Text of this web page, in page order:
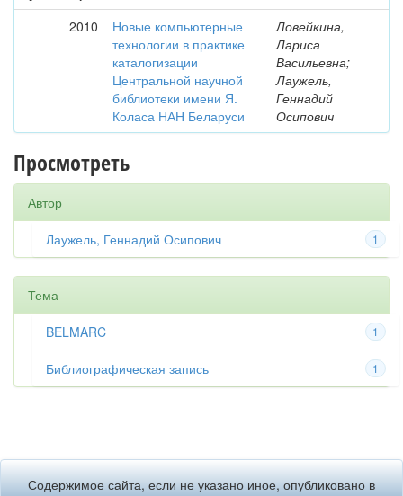
2010
Новые компьютерные
технологии в практике
каталогизации
Центральной научной
библиотеки имени Я.
Коласа НАН Беларуси
Ловейкина,
Лариса
Васильевна;
Лаужель,
Геннадий
Осипович
Просмотреть
Автор
1
Лаужель, Геннадий Осипович
Тема
1
BELMARC
1
Библиографическая запись
Содержимое сайта, если не указано иное, опубликовано в